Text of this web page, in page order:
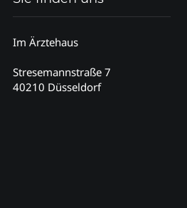
Im Ärztehaus
Stresemannstraße 7
40210 Düsseldorf